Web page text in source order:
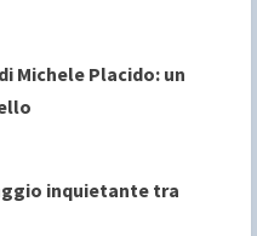
Michele Placido: un
inquietante tra